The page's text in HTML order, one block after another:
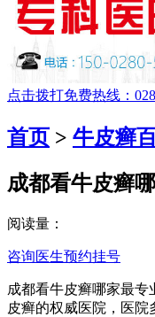
点击拨打免费热线：
首页 > 牛皮癣
成都看牛皮癣
阅读量：
咨询医生预约挂号
成都看牛皮癣哪家最
皮癣的权威医院，医院